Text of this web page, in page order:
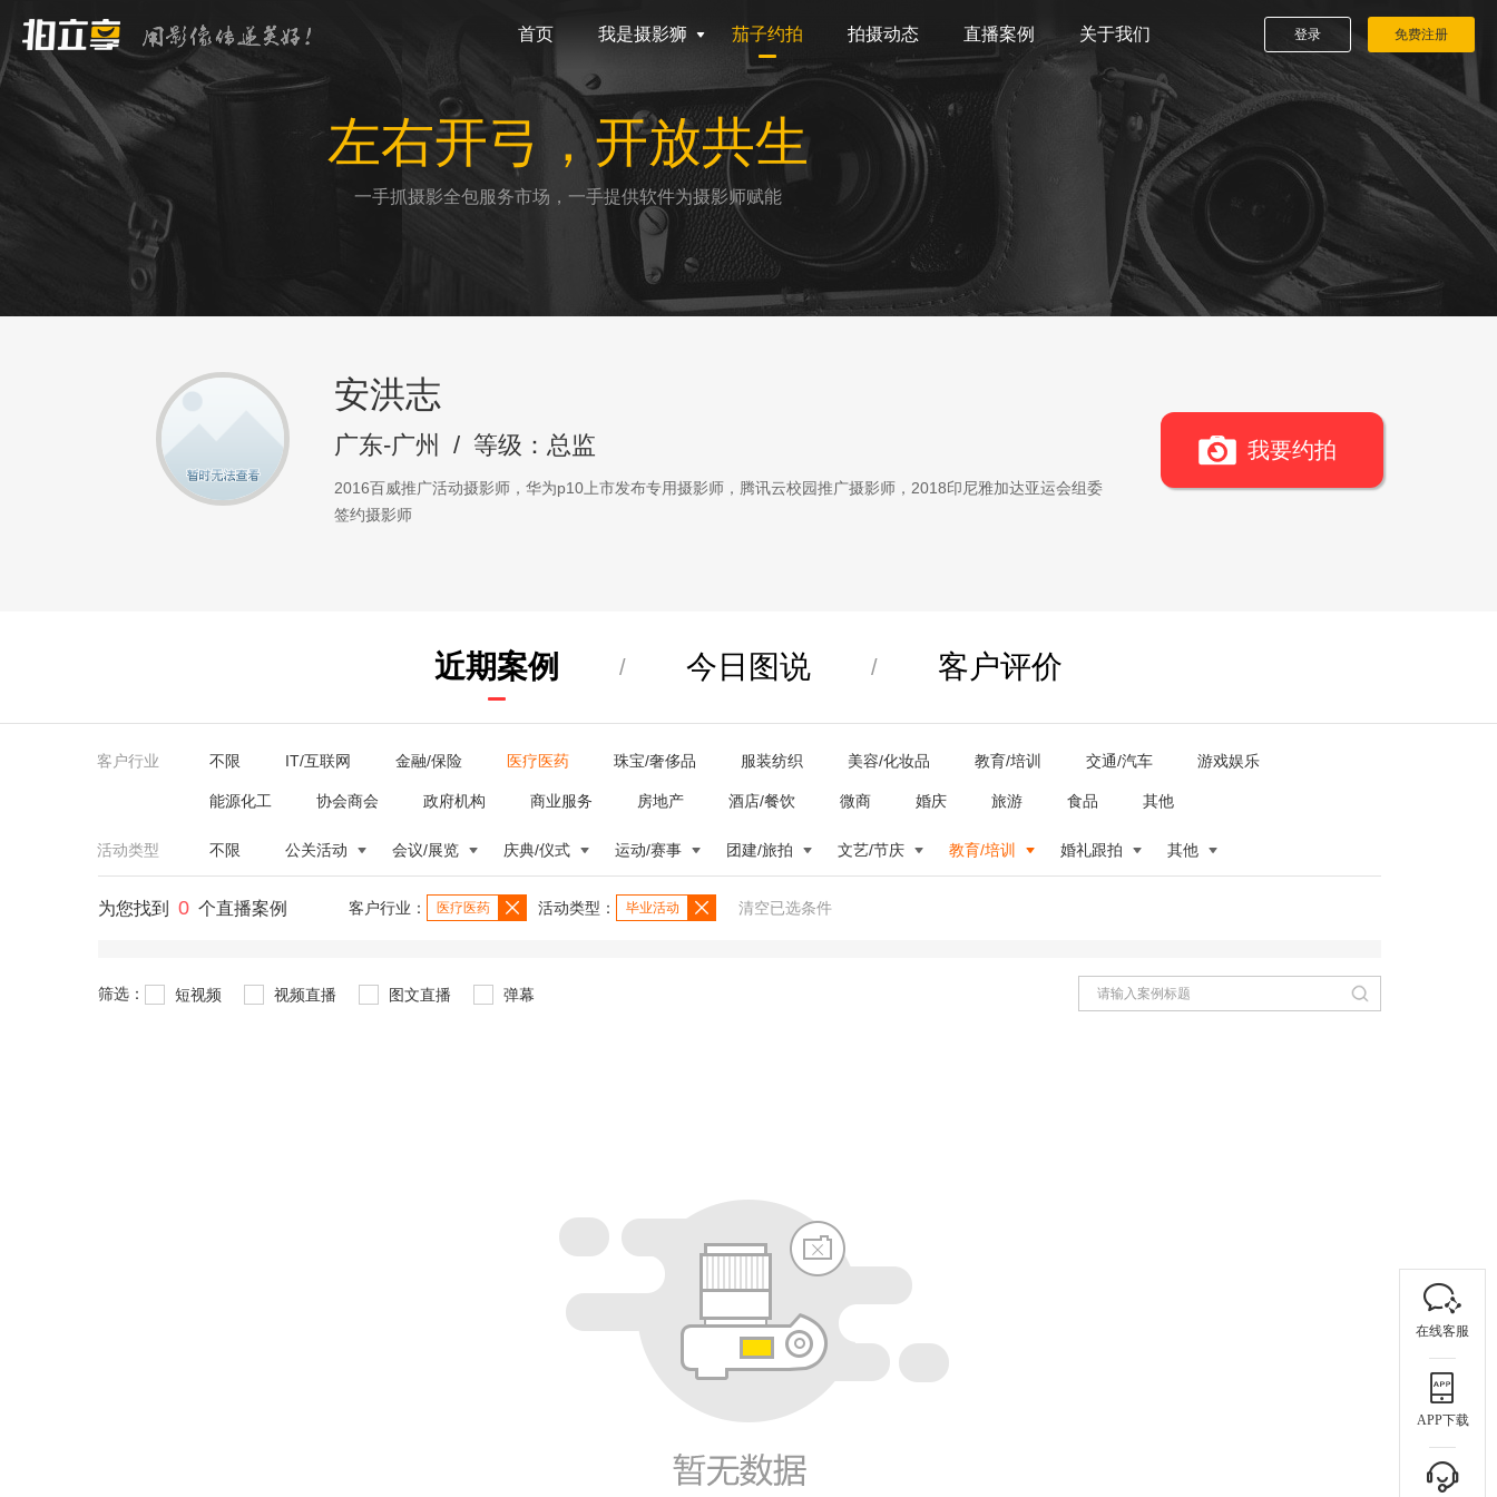
首页 我是摄影狮 茄子约拍 拍摄动态 直播案例 关于我们 登录 免费注册
左右开弓，开放共生
一手抓摄影全包服务市场，一手提供软件为摄影师赋能
安洪志
广东-广州 / 等级：总监
2016百威推广活动摄影师，华为p10上市发布专用摄影师，腾讯云校园推广摄影师，2018印尼雅加达亚运会组委
签约摄影师
我要约拍
近期案例 / 今日图说 / 客户评价
客户行业 不限 IT/互联网 金融/保险 医疗医药 珠宝/奢侈品 服装纺织 美容/化妆品 教育/培训 交通/汽车 游戏娱乐
能源化工 协会商会 政府机构 商业服务 房地产 酒店/餐饮 微商 婚庆 旅游 食品 其他
活动类型 不限 公关活动 会议/展览 庆典/仪式 运动/赛事 团建/旅拍 文艺/节庆 教育/培训 婚礼跟拍 其他
为您找到 0 个直播案例 客户行业： 医疗医药 活动类型： 毕业活动 清空已选条件
筛选： 短视频 视频直播 图文直播 弹幕
在线客服
APP下载